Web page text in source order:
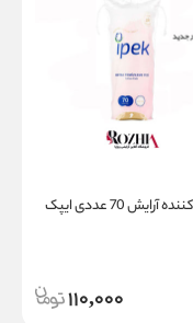
آرایش 70 عددی ایپک
110,000